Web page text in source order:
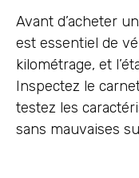
Avant d’acheter
est essentiel de
kilométrage, et
Inspectez le
testez les
sans mauvaises